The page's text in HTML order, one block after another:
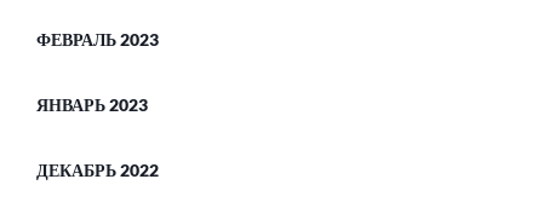
ФЕВРАЛЬ 2023
ЯНВАРЬ 2023
ДЕКАБРЬ 2022